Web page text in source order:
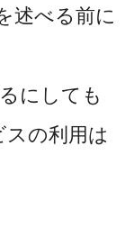
述べる前に
にしても
の利用は